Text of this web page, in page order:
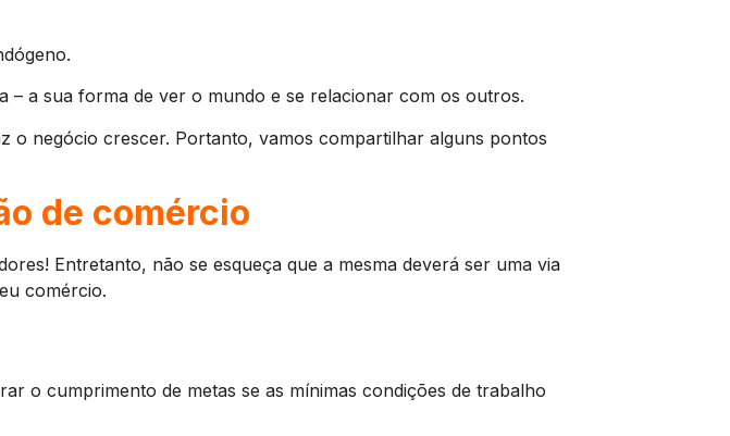
a sua forma de ver o mundo e se relacionar com os outros.
o negócio crescer. Portanto, vamos compartilhar alguns pontos
de comércio
Entretanto, não se esqueça que a mesma deverá ser uma via
comércio.
o cumprimento de metas se as mínimas condições de trabalho